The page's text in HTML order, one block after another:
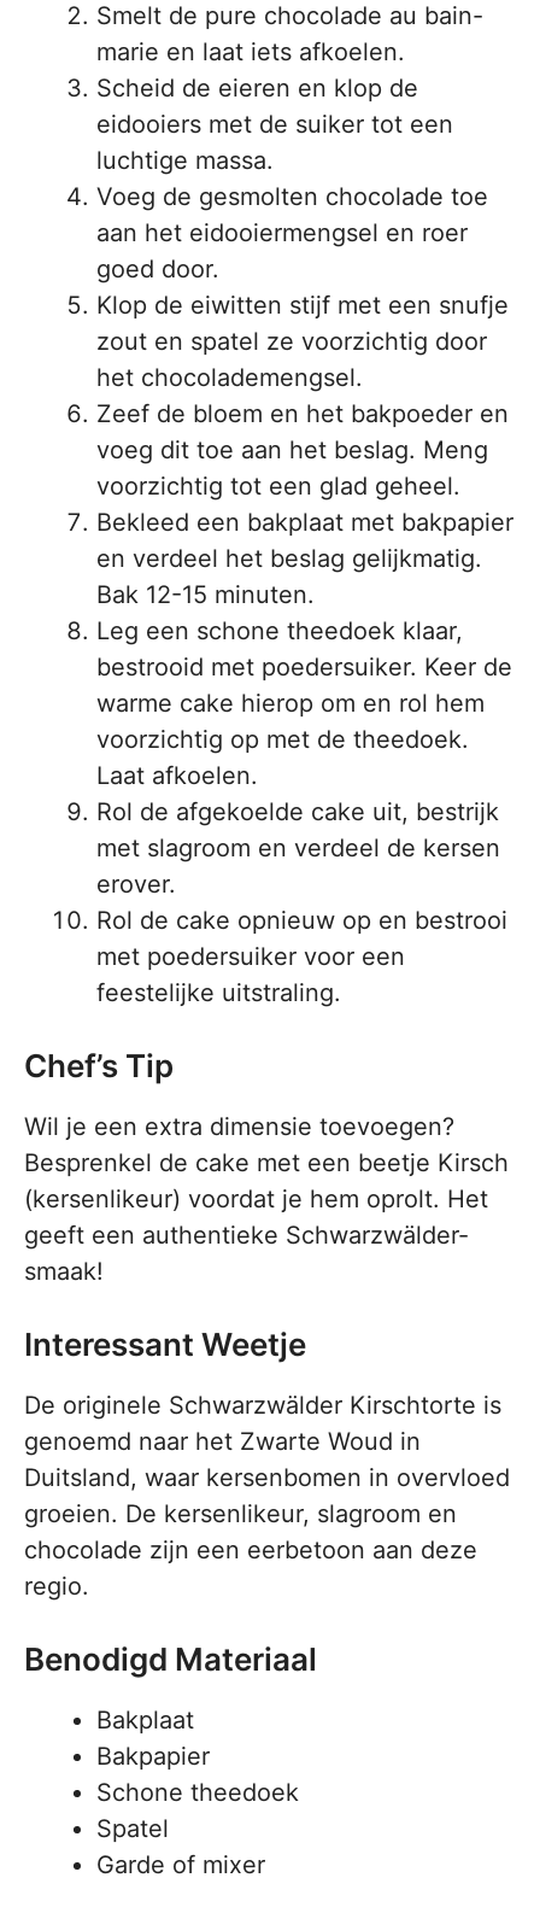
Smelt de pure chocolade au bain-
marie en laat iets afkoelen.
Scheid de eieren en klop de
eidooiers met de suiker tot een
luchtige massa.
Voeg de gesmolten chocolade toe
aan het eidooiermengsel en roer
goed door.
Klop de eiwitten stijf met een snufje
zout en spatel ze voorzichtig door
het chocolademengsel.
Zeef de bloem en het bakpoeder en
voeg dit toe aan het beslag. Meng
voorzichtig tot een glad geheel.
Bekleed een bakplaat met bakpapier
en verdeel het beslag gelijkmatig.
Bak 12-15 minuten.
Leg een schone theedoek klaar,
bestrooid met poedersuiker. Keer de
warme cake hierop om en rol hem
voorzichtig op met de theedoek.
Laat afkoelen.
Rol de afgekoelde cake uit, bestrijk
met slagroom en verdeel de kersen
erover.
Rol de cake opnieuw op en bestrooi
met poedersuiker voor een
feestelijke uitstraling.
Chef’s Tip
Wil je een extra dimensie toevoegen?
Besprenkel de cake met een beetje Kirsch
(kersenlikeur) voordat je hem oprolt. Het
geeft een authentieke Schwarzwälder-
smaak!
Interessant Weetje
De originele Schwarzwälder Kirschtorte is
genoemd naar het Zwarte Woud in
Duitsland, waar kersenbomen in overvloed
groeien. De kersenlikeur, slagroom en
chocolade zijn een eerbetoon aan deze
regio.
Benodigd Materiaal
Bakplaat
Bakpapier
Schone theedoek
Spatel
Garde of mixer